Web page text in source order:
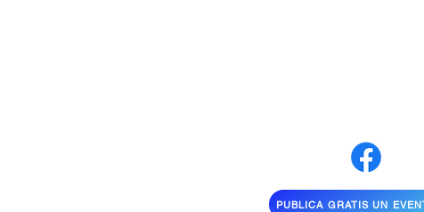
PUBLICA GRATIS UN